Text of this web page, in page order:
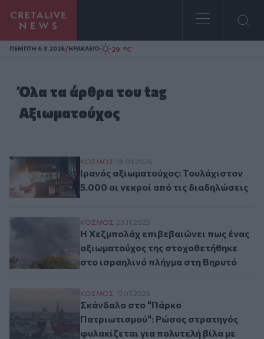
Homepage
ΠΕΜΠΤΗ 6.8.2026/ΗΡΑΚΛΕΙΟ 29 °C
Όλα τα άρθρα του tag
Αξιωματούχος
Ιρανός αξιωματούχος: Τουλάχιστον
ΚΟΣΜΟΣ 18.01.2026
Ιρανός αξιωματούχος: Τουλάχιστον
5.000 οι νεκροί από τις διαδηλώσεις
Η Χεζμπολάχ επιβεβαιώνει πως ένας
ΚΟΣΜΟΣ 23.11.2025
Η Χεζμπολάχ επιβεβαιώνει πως ένας
αξιωματούχος της στοχοθετήθηκε
στο ισραηλινό πλήγμα στη Βηρυτό
Σκάνδαλο στο "Πάρκο Πατριωτισμού":
ΚΟΣΜΟΣ 17.07.2025
Σκάνδαλο στο "Πάρκο
Πατριωτισμού": Ρώσος στρατηγός
φυλακίζεται για πολυτελή βίλα με